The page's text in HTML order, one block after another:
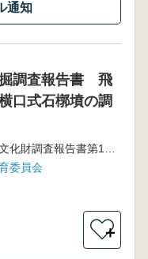
通知
調査報告書 飛
口式石槨墳の調
委員会
＋